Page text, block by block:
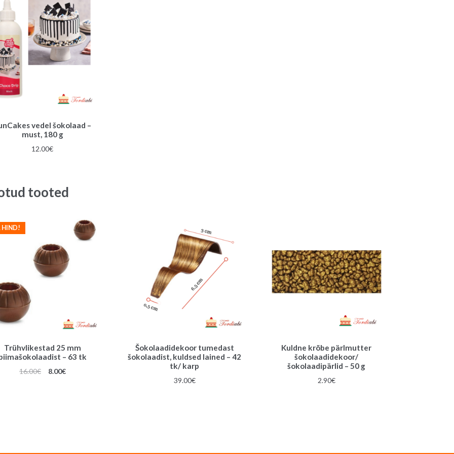
vedel šokolaad –
must, 180 g
12.00€
tooted
Trühvlikestad 25 mm
– 63 tk
HIND!
16.00€
Algne
8.00€Praegune
Šokolaadidekoor tumedast
šokolaadist, kuldsed lained – 42
tk/ karp
39.00€
Kuldne krõbe pärlmutter
šokolaadidekoor/
šokolaadipärlid – 50 g
2.90€